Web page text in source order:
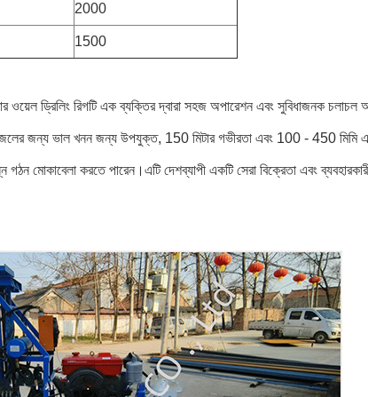
2000
1500
ড্রিলিং রিগটি এক ব্যক্তির দ্বারা সহজ অপারেশন এবং সুবিধাজনক চলাচল
জলের জন্য ভাল খনন জন্য উপযুক্ত, 150 মিটার গভীরতা এবং 100 - 450 মিমি
গঠন মোকাবেলা করতে পারেন।এটি দেশব্যাপী একটি সেরা বিক্রেতা এবং